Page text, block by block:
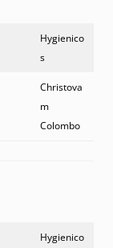
Hygienico
s
Christova
m
Colombo
Hygienico